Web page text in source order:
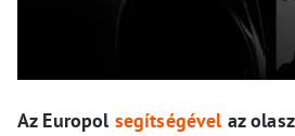
Az Europol segítségévelaz